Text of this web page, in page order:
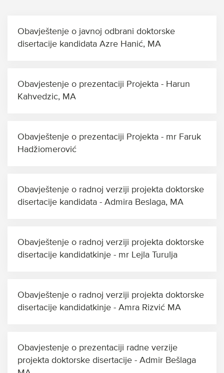
Obavještenje o javnoj odbrani doktorske
disertacije kandidata Azre Hanić, MA
Obavjestenje o prezentaciji Projekta - Harun
Kahvedzic, MA
Obavještenje o prezentaciji Projekta - mr Faruk
Hadžiomerović
Obavještenje o radnoj verziji projekta doktorske
disertacije kandidata - Admira Beslaga, MA
Obavještenje o radnoj verziji projekta doktorske
disertacije kandidatkinje - mr Lejla Turulja
Obavještenje o radnoj verziji projekta doktorske
disertacije kandidatkinje - Amra Rizvić MA
Obavjestenje o prezentaciji radne verzije
projekta doktorske disertacije - Admir Bešlaga